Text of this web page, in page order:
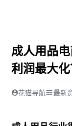
成人用品
利润最大化
花猫导航 最新